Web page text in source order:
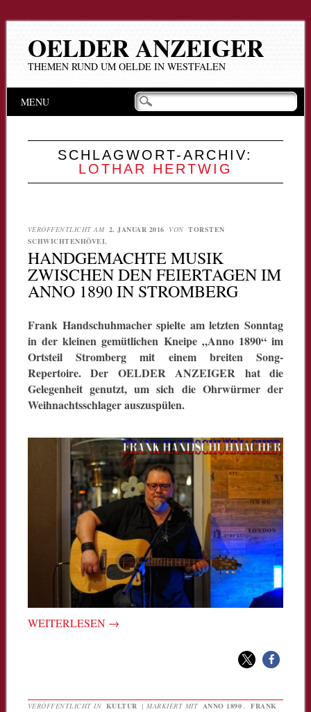
OELDER ANZEIGER
THEMEN RUND UM OELDE IN WESTFALEN
Hauptmenü
Inhalt
MENU
SCHLAGWORT-ARCHIV:
LOTHAR HERTWIG
VERÖFFENTLICHT AM 2. JANUAR 2016 VON TORSTEN
SCHWICHTENHÖVEL
HANDGEMACHTE MUSIK
ZWISCHEN DEN FEIERTAGEN IM
ANNO 1890 IN STROMBERG
Frank Handschuhmacher spielte am letzten Sonntag
in der kleinen gemütlichen Kneipe „Anno 1890“ im
Ortsteil Stromberg mit einem breiten Song-
Repertoire. Der OELDER ANZEIGER hat die
Gelegenheit genutzt, um sich die Ohrwürmer der
Weihnachtsschlager auszuspülen.
WEITERLESEN →
VERÖFFENTLICHT IN KULTUR |MARKIERT MIT ANNO 1890
FRANK